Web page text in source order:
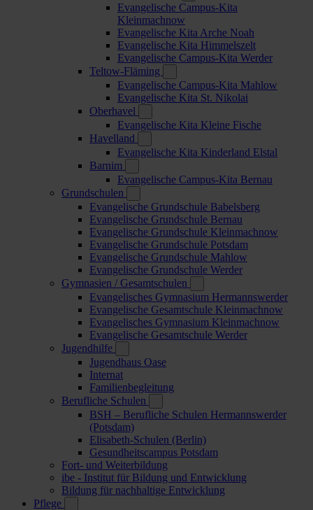
Evangelische Campus-Kita
Kleinmachnow
Evangelische Kita Arche Noah
Evangelische Kita Himmelszelt
Evangelische Campus-Kita Werder
Teltow-Fläming
Evangelische Campus-Kita Mahlow
Evangelische Kita St. Nikolai
Oberhavel
Evangelische Kita Kleine Fische
Havelland
Evangelische Kita Kinderland Elstal
Barnim
Evangelische Campus-Kita Bernau
Grundschulen
Evangelische Grundschule Babelsberg
Evangelische Grundschule Bernau
Evangelische Grundschule Kleinmachnow
Evangelische Grundschule Potsdam
Evangelische Grundschule Mahlow
Evangelische Grundschule Werder
Gymnasien / Gesamtschulen
Evangelisches Gymnasium Hermannswerder
Evangelische Gesamtschule Kleinmachnow
Evangelisches Gymnasium Kleinmachnow
Evangelische Gesamtschule Werder
Jugendhilfe
Jugendhaus Oase
Internat
Familienbegleitung
Berufliche Schulen
BSH – Berufliche Schulen Hermannswerder
(Potsdam)
Elisabeth-Schulen (Berlin)
Gesundheitscampus Potsdam
Fort- und Weiterbildung
ibe - Institut für Bildung und Entwicklung
Bildung für nachhaltige Entwicklung
Pflege